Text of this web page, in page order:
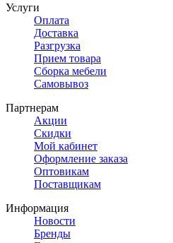
Услуги
Оплата
Доставка
Разгрузка
Прием товара
Сборка мебели
Самовывоз
Партнерам
Акции
Скидки
Мой кабинет
Оформление заказа
Оптовикам
Поставщикам
Информация
Новости
Бренды